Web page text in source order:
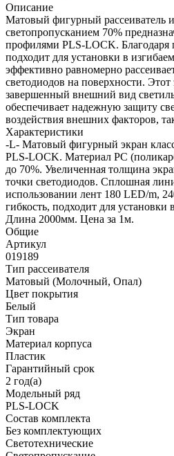
Описание
Матовый фигурный рассеиватель
светопропусканием 70%
профилями PLS-LOCK. Благодаря
подходит для установки в
эффективно равномерно
светодиодов на поверхности. Этот
завершенный внешний вид
обеспечивает надежную защиту
воздействия внешних факторов,
Характеристики
-L- Матовый фигурный экран
PLS-LOCK. Материал PC
до 70%. Увеличенная толщина
точки светодиодов. Сплошная
использовании лент 180 LED/m,
гибкость, подходит для
Длина 2000мм. Цена за 1м.
Общие
Артикул
019189
Тип рассеивателя
Матовый (Молочный, Опал)
Цвет покрытия
Белый
Тип товара
Экран
Материал корпуса
Пластик
Гарантийный срок
2 год(а)
Модельный ряд
PLS-LOCK
Состав комплекта
Без комплектующих
Светотехнические